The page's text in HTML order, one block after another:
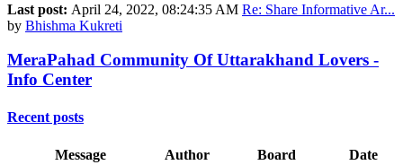
Last post: April 24, 2022, 08:24:35 AM Re: Share Informative Ar...
by Bhishma Kukreti
MeraPahad Community Of Uttarakhand Lovers -
Info Center
Recent posts
Message Author Board Date